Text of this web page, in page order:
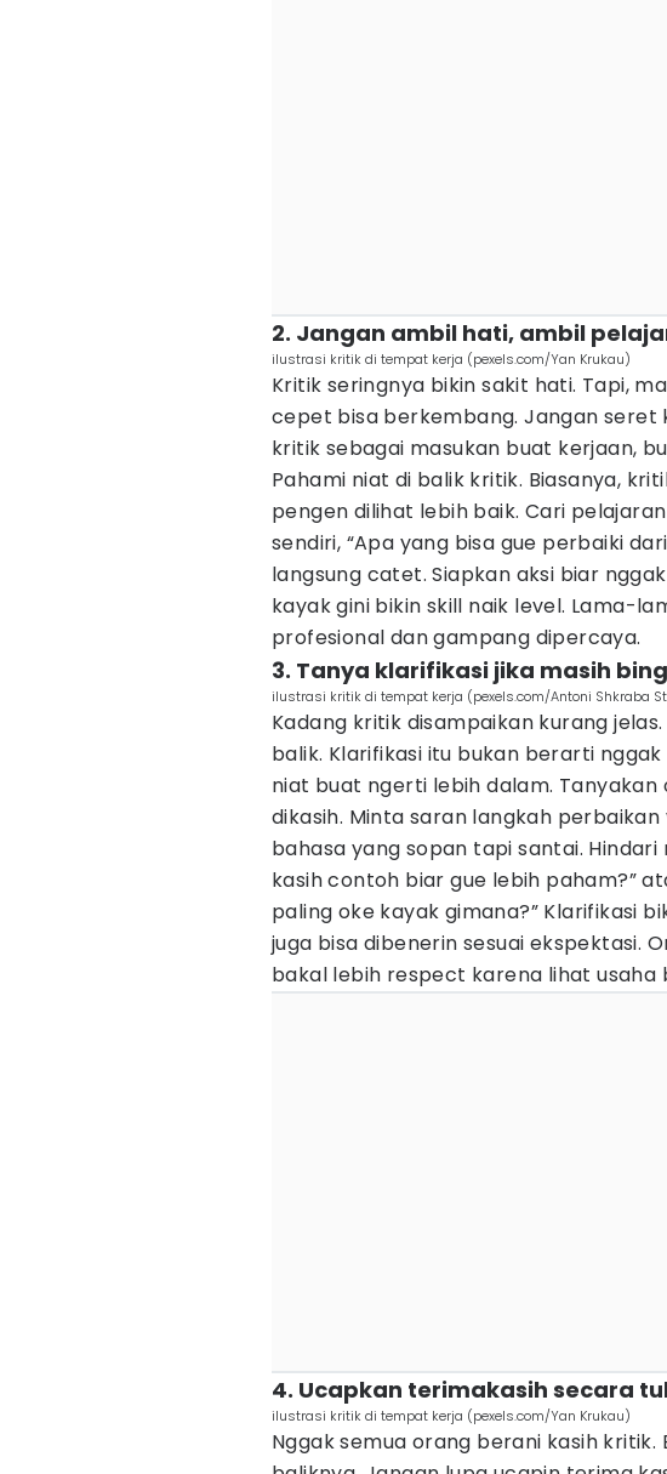
2. Jangan ambil hati, ambil
ilustrasi kritik di tempat kerja (pexels.com/Yan Krukau)
Kritik seringnya bikin sakit hati. Tapi,
cepet bisa berkembang. Jangan seret
kritik sebagai masukan buat kerjaan,
Pahami niat di balik kritik. Biasanya,
pengen dilihat lebih baik. Cari
sendiri, “Apa yang bisa gue perbaiki
langsung catet. Siapkan aksi biar
kayak gini bikin skill naik level. Lama-
profesional dan gampang dipercaya.
3. Tanya klarifikasi jika masih
ilustrasi kritik di tempat kerja (pexels.com/Antoni Shkraba
Kadang kritik disampaikan kurang
balik. Klarifikasi itu bukan berarti
niat buat ngerti lebih dalam.
dikasih. Minta saran langkah
bahasa yang sopan tapi santai. Hindari
kasih contoh biar gue lebih paham?”
paling oke kayak gimana?” Klarifikasi
juga bisa dibenerin sesuai ekspektasi.
bakal lebih respect karena lihat usaha
4. Ucapkan terimakasih secara
ilustrasi kritik di tempat kerja (pexels.com/Yan Krukau)
Nggak semua orang berani kasih kritik.